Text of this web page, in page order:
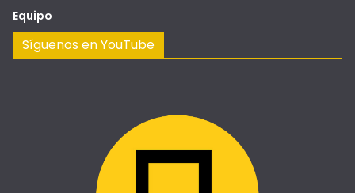
Equipo
Síguenos en YouTube